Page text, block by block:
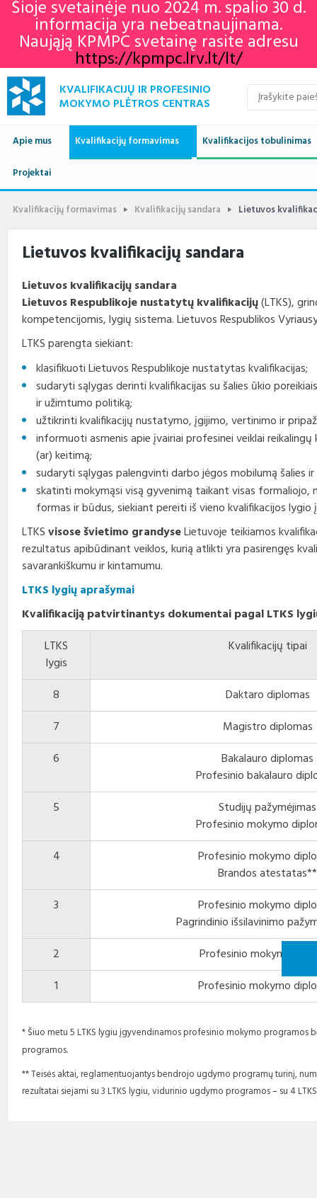
Šioje svetainėje nuo 2024 m. spalio 30 d.
informacija yra nebeatnaujinama.
Naująją KPMPC svetainę rasite adresu
https://kpmpc.lrv.lt/lt/
KVALIFIKACIJŲ IR PROFESINIO
MOKYMO PLĖTROS CENTRAS
Apie mus
Naujienos
KPMPC naujienlaiškių
archyvas
Apie mus Istorija
Planavimo dokumentai
Biudžeto vykdymo ataskaitų
rinkiniai
Paskatinimai ir
Darbo užmokestis
Konkursai
Karjera
Struktūra
Vadovų darbotvarkės
Kontaktai
Tarybos, komisijos ir
komitetai
Paslaugos
Korupcijos prevencija
Nuorodos
Interneto svetainės atitikties
paraiška
Kvalifikacijų formavimas
Europos
Standartai Profesiniai
standartai
Profesinio rengimo
Terminų žodynas
Kvalifikacijos tobulinimas
Renginių kalendorius
renginius
Projektai
Vykdomi projektai
Kvalifikacijų formavimas Kvalifikacijų sandara Lietuvos
Lietuvos kvalifikacijų sandara
Lietuvos kvalifikacijų sandara
Lietuvos Respublikoje nustatytų kvalifikacijų(LTKS),
kompetencijomis, lygių sistema. Lietuvos Respublikos
LTKS parengta siekiant:
klasifikuoti Lietuvos Respublikoje nustatytas kvalifikacijas;
sudaryti sąlygas derinti kvalifikacijas su šalies ūkio
ir užimtumo politiką;
užtikrinti kvalifikacijų nustatymo, įgijimo, vertinimo ir
informuoti asmenis apie įvairiai profesinei veiklai
(ar) keitimą;
sudaryti sąlygas palengvinti darbo jėgos mobilumą šalies
skatinti mokymąsi visą gyvenimą taikant visas
formas ir būdus, siekiant pereiti iš vieno kvalifikacijos lygio
LTKSvisose švietimo grandyseLietuvoje teikiamos
rezultatus apibūdinant veiklos, kurią atlikti yra pasirengęs
savarankiškumu ir kintamumu.
LTKS lygių aprašymai
Kvalifikaciją patvirtinantys dokumentai pagal LTKS
LTKS
lygis
Kvalifikacijų tipai
8
Daktaro diplomas
7
Magistro diplomas
6
Bakalauro diplomas
Profesinio bakalauro
5
Studijų pažymėjimas
Profesinio mokymo
4
Profesinio mokymo
Brandos atestatas**
3
Profesinio mokymo
Pagrindinio išsilavinimo
2
Profesinio mokymo
1
Profesinio mokymo
* Šiuo metu 5 LTKS lygiu įgyvendinamos profesinio mokymo
programos.
** Teisės aktai, reglamentuojantys bendrojo ugdymo programų turinį,
rezultatai siejami su 3 LTKS lygiu, vidurinio ugdymo programos – su 4